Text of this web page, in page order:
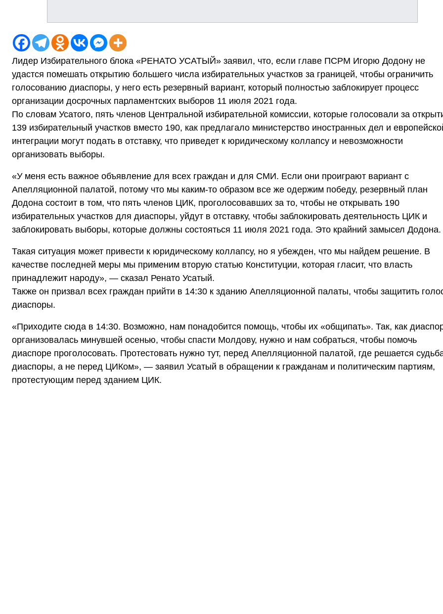
Лидер Избирательного блока «РЕНАТО УСАТЫЙ» заявил, что, если главе ПСРМ Игорю Додону не
удастся помешать открытию большего числа избирательных участков за границей, чтобы ограничить
голосованию диаспоры, у него есть резервный вариант, который полностью заблокирует процесс
организации досрочных парламентских выборов 11 июля 2021 года.
По словам Усатого, пять членов Центральной избирательной комиссии, которые голосовали за
139 избирательный участков вместо 190, как предлагало министерство иностранных дел и
интеграции могут подать в отставку, что приведет к юридическому коллапсу и невозможности
организовать выборы.
«У меня есть важное объявление для всех граждан и для СМИ. Если они проиграют вариант с
Апелляционной палатой, потому что мы каким-то образом все же одержим победу, резервный план
Додона состоит в том, что пять членов ЦИК, проголосовавших за то, чтобы не открывать 190
избирательных участков для диаспоры, уйдут в отставку, чтобы заблокировать деятельность ЦИК и
заблокировать выборы, которые должны состояться 11 июля 2021 года. Это крайний замысел Додона.
Такая ситуация может привести к юридическому коллапсу, но я убежден, что мы найдем решение. В
качестве последней меры мы применим вторую статью Конституции, которая гласит, что власть
принадлежит народу», — сказал Ренато Усатый.
Также он призвал всех граждан прийти в 14:30 к зданию Апелляционной палаты, чтобы защитить
диаспоры.
«Приходите сюда в 14:30. Возможно, нам понадобится помощь, чтобы их «общипать». Так, как
организовалась минувшей осенью, чтобы спасти Молдову, нужно и нам собраться, чтобы помочь
диаспоре проголосовать. Протестовать нужно тут, перед Апелляционной палатой, где решается
диаспоры, а не перед ЦИКом», — заявил Усатый в обращении к гражданам и политическим партиям,
протестующим перед зданием ЦИК.